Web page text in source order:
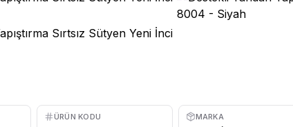
ÜRÜN KODU MARKA